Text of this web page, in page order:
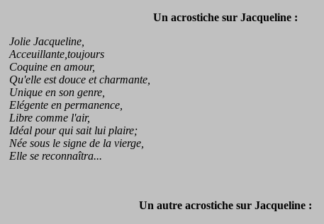
Un acrostiche sur Jacqueline :
Jolie Jacqueline,
Acceuillante,toujours
Coquine en amour,
Qu'elle est douce et charmante,
Unique en son genre,
Elégente en permanence,
Libre comme l'air,
Idéal pour qui sait lui plaire;
Née sous le signe de la vierge,
Elle se reconnaîtra...
Un autre acrostiche sur Jacqueline :